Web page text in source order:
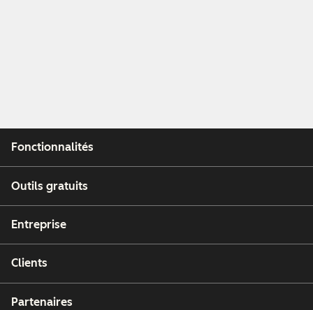
Fonctionnalités
Outils gratuits
Entreprise
Clients
Partenaires